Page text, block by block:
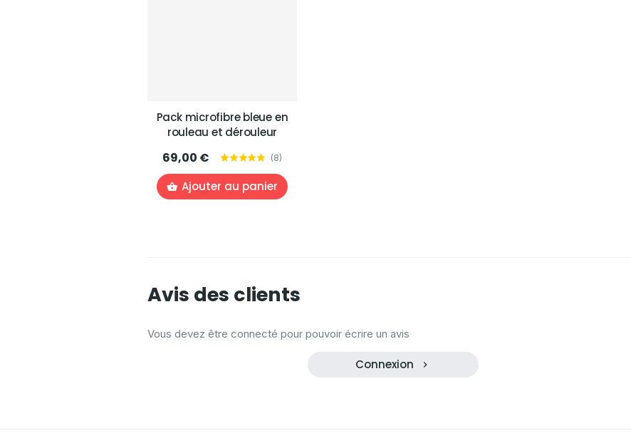
Pack microfibre bleue en
rouleau et dérouleur
69,00 € (8)
Ajouter au panier
Avis des clients
Vous devez être connecté pour pouvoir écrire un avis
Connexion